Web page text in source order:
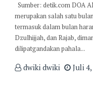
Sumber: detik.com DOA
merupakan salah satu
termasuk dalam bulan
Dzulhijjah, dan Rajab,
dilipatgandakan pahala...
dwiki dwiki Juli